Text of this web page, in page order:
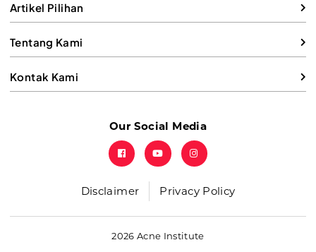
Artikel Pilihan
Tentang Kami
Kontak Kami
Our Social Media
Disclaimer Privacy Policy
2026 Acne Institute